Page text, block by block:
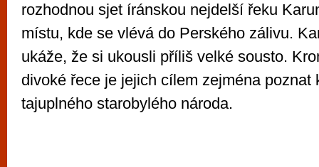
rozhodnou sjet íránskou nejdelší řeku
místu, kde se vlévá do Perského zálivu.
ukáže, že si ukousli příliš velké sousto.
divoké řece je jejich cílem zejména poznat
tajuplného starobylého národa.